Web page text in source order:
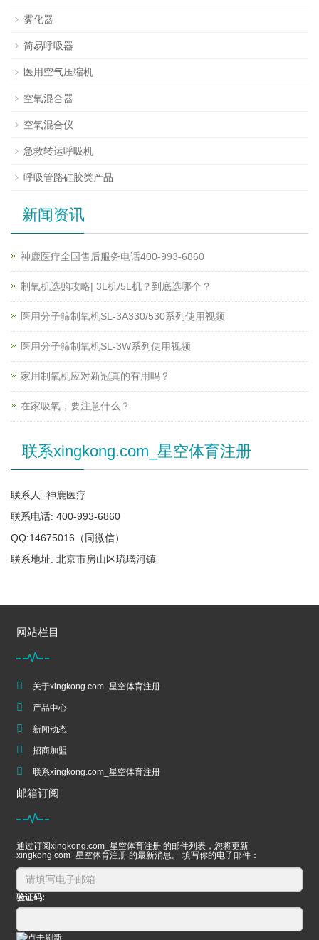
雾化器
简易呼吸器
医用空气压缩机
空氧混合器
空氧混合仪
急救转运呼吸机
呼吸管路硅胶类产品
新闻资讯
神鹿医疗全国售后服务电话400-993-6860
制氧机选购攻略| 3L机/5L机？到底选哪个？
医用分子筛制氧机SL-3A330/530系列使用视频
医用分子筛制氧机SL-3W系列使用视频
家用制氧机应对新冠真的有用吗？
在家吸氧，要注意什么？
联系xingkong.com_星空体育注册
联系人: 神鹿医疗
联系电话: 400-993-6860
QQ:14675016（同微信）
联系地址: 北京市房山区琉璃河镇
网站栏目
关于xingkong.com_星空体育注册
产品中心
新闻动态
招商加盟
联系xingkong.com_星空体育注册
邮箱订阅
通过订阅xingkong.com_星空体育注册 的邮件列表，您将更新
xingkong.com_星空体育注册 的最新消息。 填写你的电子邮件：
验证码: